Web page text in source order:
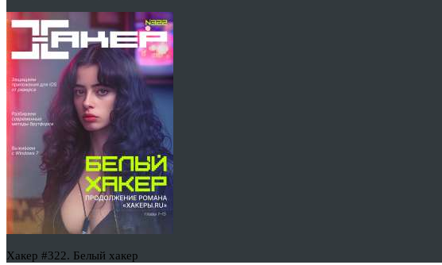
Хакер #322. Белый хакер